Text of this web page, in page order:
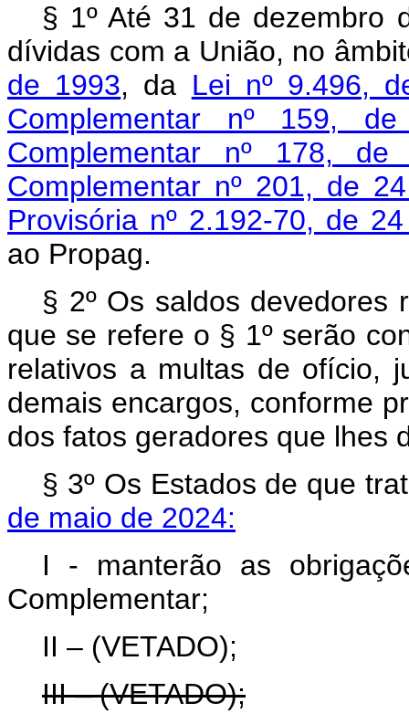
§ 1º Até 31 de dezembro
dívidas com a União, no
de 1993, da Lei nº 9.496,
Complementar nº 159,
Complementar nº 178,
Complementar nº 201, de
Provisória nº 2.192-70, de
ao Propag.
§ 2º Os saldos devedores
que se refere o § 1º serão
relativos a multas de ofício,
demais encargos, conforme
dos fatos geradores que lhes
§ 3º Os Estados de que
de maio de 2024:
I - manterão as
Complementar;
II – (VETADO);
III – (VETADO);